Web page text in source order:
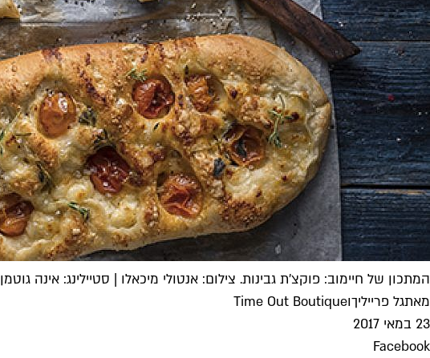
המתכון של חיימוב: פוקצ'ת גבינות. צילום: אנטולי מיכאלו | סטיילינג: אינה גוטמן
מאתגל פרייליךוTime Out Boutique
23 במאי 2017
Facebook